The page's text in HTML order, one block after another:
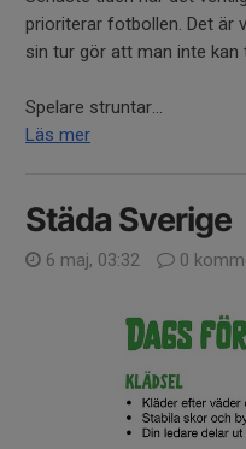
prioriterar fotbollen. Det är
sin tur gör att man inte kan
Spelare struntar...
Läs mer
Städa Sverige
6 maj, 03:32 0